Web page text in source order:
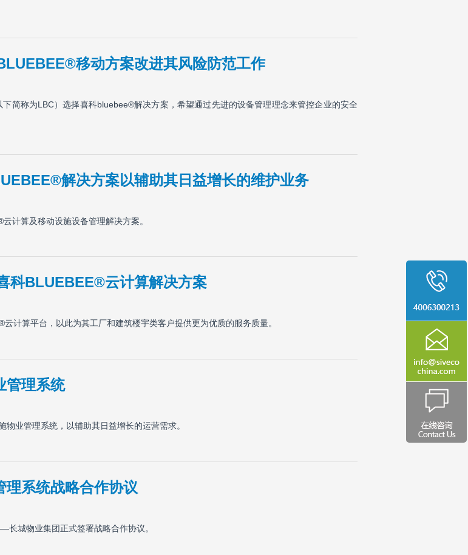
移动方案改进其风险防范工作
简称为LBC）选择喜科bluebee®解决方案，希望通过先进的设备管理理念来管控企业的安全
解决方案以辅助其日益增长的维护业务
计算及移动设施设备管理解决方案。
科BLUEBEE®云计算解决方案
计算平台，以此为其工厂和建筑楼宇类客户提供更为优质的服务质量。
管理系统
业管理系统，以辅助其日益增长的运营需求。
系统战略合作协议
城物业集团正式签署战略合作协议。